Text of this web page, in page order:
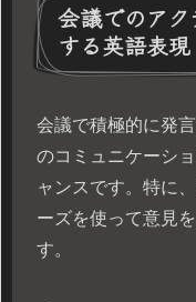
会議でのア
する英語表現
会議で積極的に発
のコミュニケーシ
ャンスです。特に
ーズを使って意見
す。